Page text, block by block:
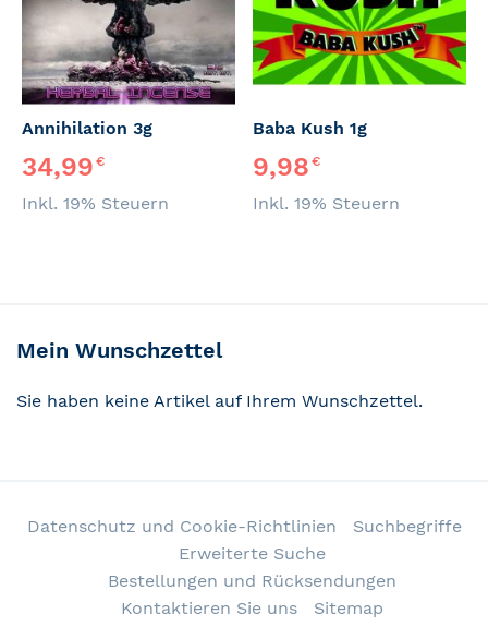
Annihilation 3g
34,99€
Inkl. 19% Steuern
Baba Kush 1g
9,98€
Inkl. 19% Steuern
Mein Wunschzettel
Sie haben keine Artikel auf Ihrem Wunschzettel.
Datenschutz und Cookie-Richtlinien
Suchbegriffe
Erweiterte Suche
Bestellungen und Rücksendungen
Kontaktieren Sie uns
Sitemap